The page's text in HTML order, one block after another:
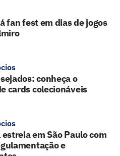
fan fest em dias de jogos
conheça o
cards colecionáveis
estreia em São Paulo com
e